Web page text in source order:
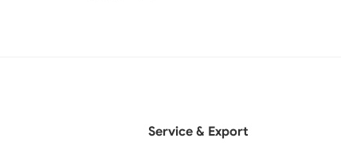
Service & Export